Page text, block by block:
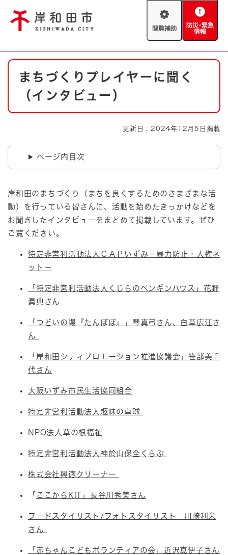
閲
助
防
緊
情
やさしい日本語
防災・緊急情報 救急・消防
ハザードマップ
本
まちづくりプレイヤーに聞く
（インタビュー）
更新日：2024年12月5日掲載
ページ内目次
岸和田のまちづくり（まちを良くするためのさまざまな活
動）を行っている皆さんに、活動を始めたきっかけなどを
お聞きしたインタビューをまとめて掲載しています。ぜひ
ご覧ください。
特定非営利活動法人ＣＡＰいずみ－暴力防止・人権ネ
ット－
「特定非営利活動法人くじらのペンギンハウス」花野
眞典さん
「つどいの場『たんぽぽ』」琴真弓さん、白草広江さ
ん
「岸和田シティプロモーション推進協議会」笹部美千
代さん
大阪いずみ市民生活協同組合
特定非営利活動法人趣味の卓球
NPO法人草の根福祉
特定非営利活動法人神於山保全くらぶ
株式会社興徳クリーナー
「 ここからKIT」長谷川秀美さん
フードスタイリスト/フォトスタイリスト 川崎利栄
さん
「赤ちゃんこどもボランティアの会」近沢真伊子さん